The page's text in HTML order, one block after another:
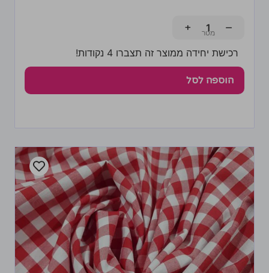
−
+
רכישת יחידה ממוצר זה תצברו 4 נקודות!
הוספה לסל